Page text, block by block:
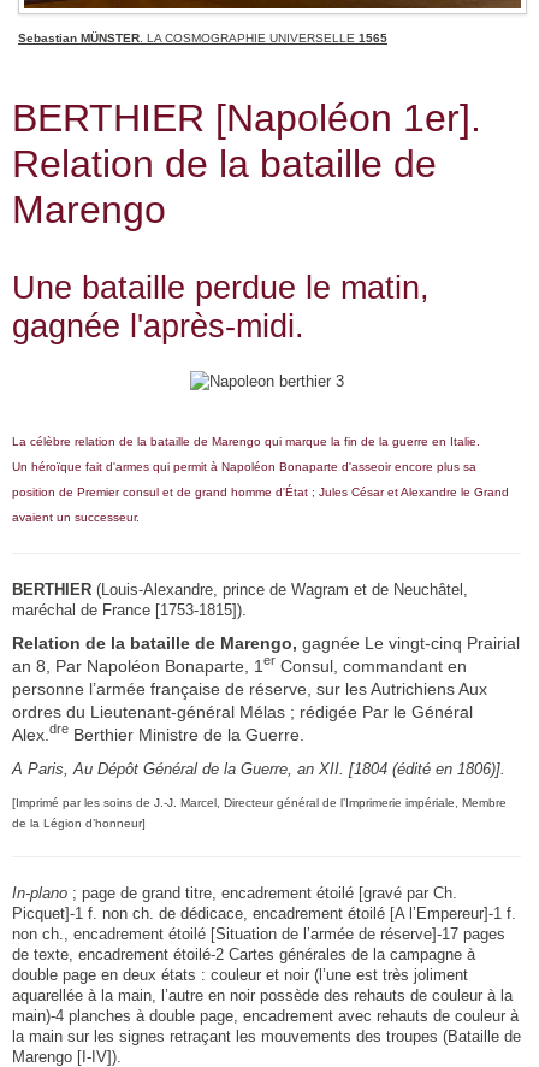
Sebastian MÜNSTER . LA COSMOGRAPHIE UNIVERSELLE 1565
BERTHIER [Napoléon 1er].
Relation de la bataille de
Marengo
Une bataille perdue le matin,
gagnée l'après-midi.
La célèbre relation de la bataille de Marengo qui marque la fin de la guerre en Italie.
Un héroïque fait d'armes qui permit à Napoléon Bonaparte d'asseoir encore plus sa
position de Premier consul et de grand homme d'État ; Jules César et Alexandre le Grand
avaient un successeur.
BERTHIER (Louis-Alexandre, prince de Wagram et de Neuchâtel,
maréchal de France [1753-1815]).
Relation de la bataille de Marengo, gagnée Le vingt-cinq Prairial
an 8, Par Napoléon Bonaparte, 1 er Consul, commandant en
personne l’armée française de réserve, sur les Autrichiens Aux
ordres du Lieutenant-général Mélas ; rédigée Par le Général
Alex. dre Berthier Ministre de la Guerre.
A Paris, Au Dépôt Général de la Guerre, an XII. [1804 (édité en 1806)].
[Imprimé par les soins de J.-J. Marcel, Directeur général de l’Imprimerie impériale, Membre
de la Légion d’honneur]
In-plano ; page de grand titre, encadrement étoilé [gravé par Ch.
Picquet]-1 f. non ch. de dédicace, encadrement étoilé [A l’Empereur]-1 f.
non ch., encadrement étoilé [Situation de l’armée de réserve]-17 pages
de texte, encadrement étoilé-2 Cartes générales de la campagne à
double page en deux états : couleur et noir (l’une est très joliment
aquarellée à la main, l’autre en noir possède des rehauts de couleur à la
main)-4 planches à double page, encadrement avec rehauts de couleur à
la main sur les signes retraçant les mouvements des troupes (Bataille de
Marengo [I-IV]).